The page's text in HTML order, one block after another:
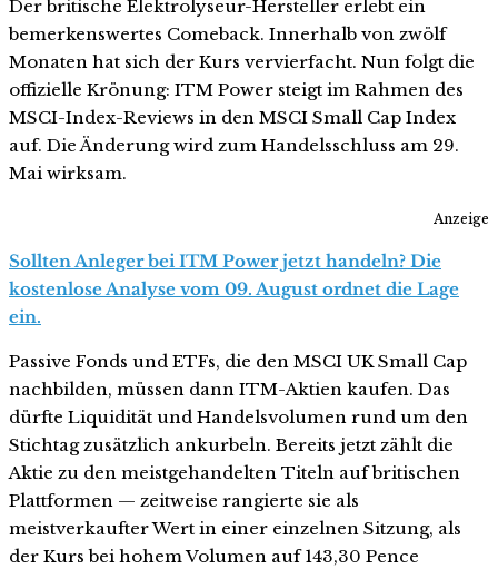
Der britische Elektrolyseur-Hersteller erlebt ein
bemerkenswertes Comeback. Innerhalb von zwölf
Monaten hat sich der Kurs vervierfacht. Nun folgt die
offizielle Krönung: ITM Power steigt im Rahmen des
MSCI-Index-Reviews in den MSCI Small Cap Index
auf. Die Änderung wird zum Handelsschluss am 29.
Mai wirksam.
Anzeige
Sollten Anleger bei ITM Power jetzt handeln? Die
kostenlose Analyse vom 09. August ordnet die Lage
ein.
Passive Fonds und ETFs, die den MSCI UK Small Cap
nachbilden, müssen dann ITM-Aktien kaufen. Das
dürfte Liquidität und Handelsvolumen rund um den
Stichtag zusätzlich ankurbeln. Bereits jetzt zählt die
Aktie zu den meistgehandelten Titeln auf britischen
Plattformen — zeitweise rangierte sie als
meistverkaufter Wert in einer einzelnen Sitzung, als
der Kurs bei hohem Volumen auf 143,30 Pence